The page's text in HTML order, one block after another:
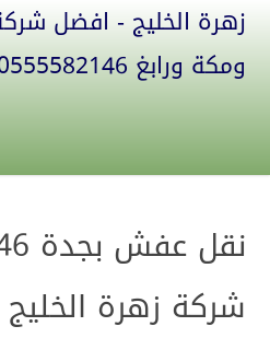
زهرة الخليج - افضل
ومكة ورابغ 0555582146
شركة زهرة